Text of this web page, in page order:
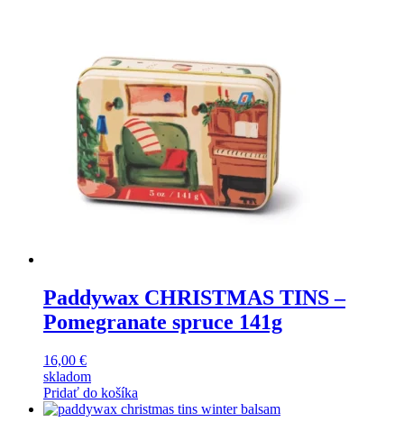
Paddywax CHRISTMAS TINS –
Pomegranate spruce 141g
16,00 €
skladom
Pridať do košíka